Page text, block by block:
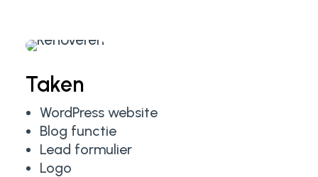
Taken
WordPress website
Blog functie
Lead formulier
Logo